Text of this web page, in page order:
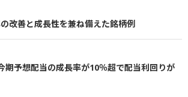
の改善と成長性を兼ね備えた銘柄例
期予想配当の成長率が10％超で配当利回りが